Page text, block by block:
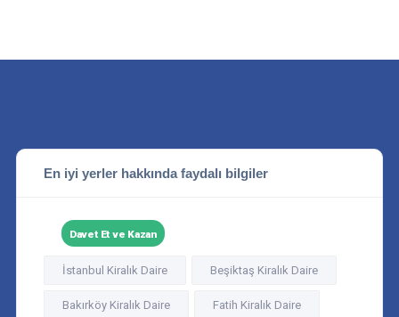
En iyi yerler hakkında faydalı bilgiler
Davet Et ve Kazan
İstanbul Kiralık Daire Beşiktaş Kiralık Daire
Bakırköy Kiralık Daire Fatih Kiralık Daire